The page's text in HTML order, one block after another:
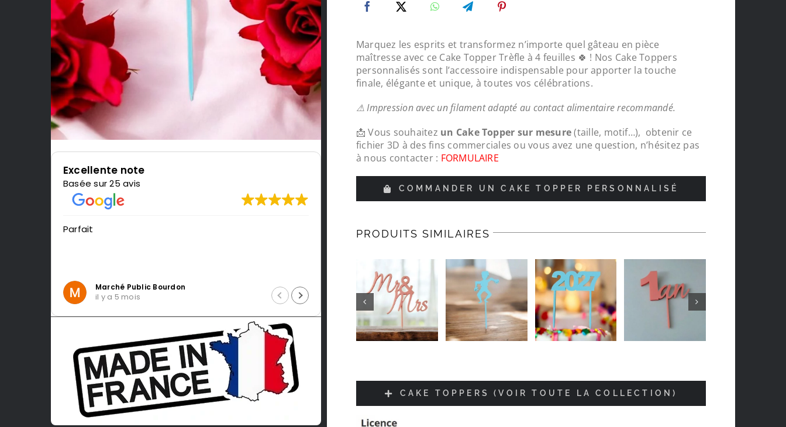
Excellente note
Basée sur 25 avis
Parfait
Marché Public Bourdon
il y a 5 mois
Très content de l'impression, je recommande
LeMondedu3D
Intragest Etude
il y a 5 mois
Jean-luc Foucrier
il y a 5 mois
Marquez les esprits et transformez n’importe quel gâteau en pièce
maîtresse avec ce Cake Topper Trèfle à 4 feuilles 🍀 ! Nos Cake Toppers
personnalisés sont l’accessoire indispensable pour apporter la touche
finale, élégante et unique, à toutes vos célébrations.
⚠ Impression avec un filament adapté au contact alimentaire recommandé.
📩 Vous souhaitez un Cake Topper sur mesure(taille, motif…), obtenir ce
fichier 3D à des fins commerciales ou vous avez une question, n’hésitez pas
à nous contacter : FORMULAIRE
COMMANDER UN CAKE TOPPER PERSONNALISÉ
PRODUITS SIMILAIRES
CAKE TOPPERS (VOIR TOUTE LA COLLECTION)